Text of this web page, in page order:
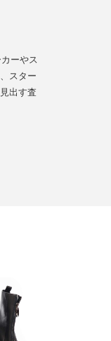
ーやス
スター
出す査